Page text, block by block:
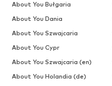
About You Bułgaria
About You Dania
About You Szwajcaria
About You Cypr
About You Szwajcaria (en)
About You Holandia (de)